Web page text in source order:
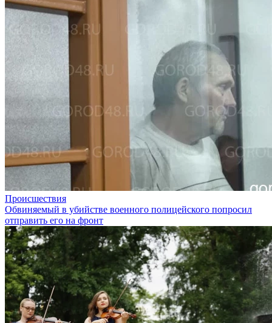
Происшествия
Обвиняемый в убийстве военного полицейского попросил
отправить его на фронт